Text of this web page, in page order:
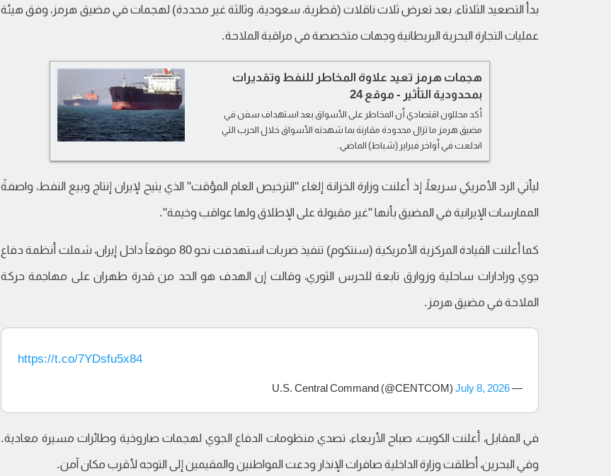
بدأ التصعيد الثلاثاء، بعد تعرض ثلاث ناقلات (قطرية، سعودية، وثالثة غير محددة) لهجمات في مضيق هرمز، وفق هيئة
عمليات التجارة البحرية البريطانية وجهات متخصصة في مراقبة الملاحة.
هجمات هرمز تعيد علاوة المخاطر للنفط وتقديرات
بمحدودية التأثير - موقع 24
أكد محللون اقتصادي أن المخاطر على الأسواق بعد استهداف سفن في
مضيق هرمز ما تزال محدودة مقارنة بما شهدته الأسواق خلال الحرب التي
اندلعت في أواخر فبراير (شباط) الماضي.
ليأتي الرد الأمريكي سريعاً، إذ أعلنت وزارة الخزانة إلغاء "الترخيص العام المؤقت" الذي يتيح لإيران إنتاج وبيع النفط، واصفةً
الممارسات الإيرانية في المضيق بأنها "غير مقبولة على الإطلاق ولها عواقب وخيمة".
كما أعلنت القيادة المركزية الأمريكية (سنتكوم) تنفيذ ضربات استهدفت نحو 80 موقعاً داخل إيران، شملت أنظمة دفاع
جوي ورادارات ساحلية وزوارق تابعة للحرس الثوري، وقالت إن الهدف هو الحد من قدرة طهران على مهاجمة حركة
الملاحة في مضيق هرمز.
https://t.co/7YDsfu5x84
— U.S. Central Command (@CENTCOM)
July 8, 2026
في المقابل، أعلنت الكويت، صباح الأربعاء، تصدي منظومات الدفاع الجوي لهجمات صاروخية وطائرات مسيرة معادية.
وفي البحرين، أطلقت وزارة الداخلية صافرات الإنذار ودعت المواطنين والمقيمين إلى التوجه لأقرب مكان آمن.